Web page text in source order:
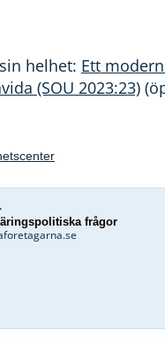
helhet: Ett
(SOU 2023:23)
frågor